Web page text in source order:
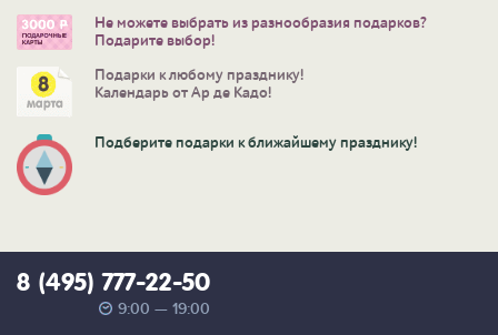
Не можете выбрать из разнообразия подарков?
Подарите выбор!
Подарки к любому празднику!
Календарь от Ар де Кадо!
Подберите подарки к ближайшему празднику!
8 (495) 777-22-50
9:00 — 19:00